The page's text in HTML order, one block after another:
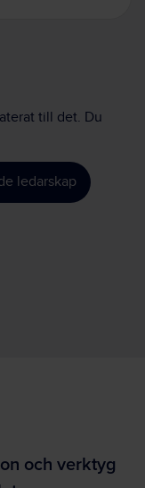
till det. Du
ledarskap
och verktyg